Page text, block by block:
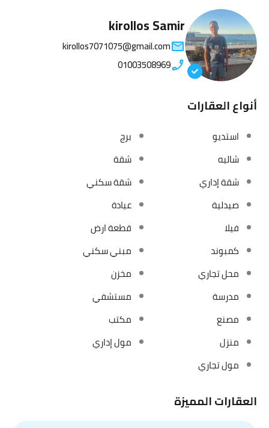
kirollos Samir
kirollos7071075@gmail.com
01003508969
أنواع العقارات
استديو
برج
شاليه
شقة
شقة إداري
شقة سكني
صيدلية
عيادة
فيلا
قطعة ارض
كمبوند
مبني سكني
محل تجاري
مخزن
مدرسة
مستشفي
مصنع
مكتب
منزل
مول إداري
مول تجاري
العقارات المميزة